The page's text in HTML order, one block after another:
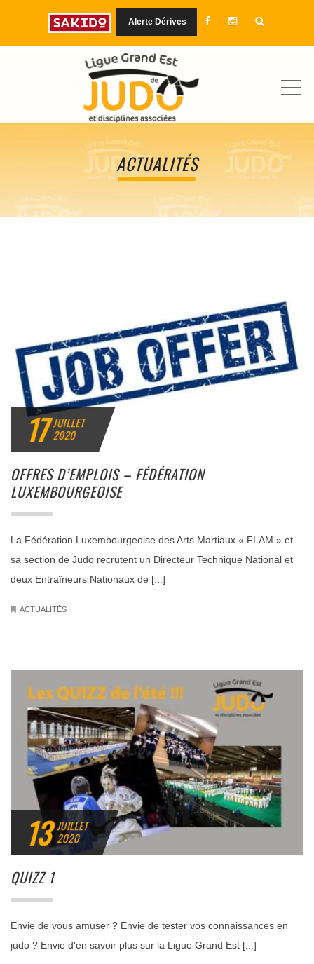
Alerte Dérives
ACTUALITÉS
17 JUILLET
2020
OFFRES D’EMPLOIS – FÉDÉRATION
LUXEMBOURGEOISE
La Fédération Luxembourgeoise des Arts Martiaux « FLAM » et
sa section de Judo recrutent un Directeur Technique National et
deux Entraîneurs Nationaux de [...]
ACTUALITÉS
13 JUILLET
2020
QUIZZ 1
Envie de vous amuser ? Envie de tester vos connaissances en
judo ? Envie d'en savoir plus sur la Ligue Grand Est [...]